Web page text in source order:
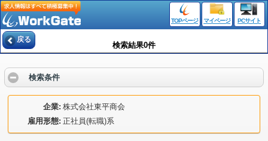
TOPページ マイページ PCサイト
戻る
検索結果0件
検索条件
企業 株式会社東平商会
雇用形態 正社員(転職)系